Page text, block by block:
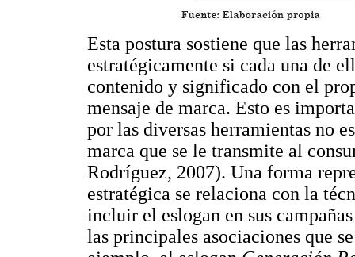
Esta postura sostiene que las
estratégicamente si cada una de
contenido y significado con el
mensaje de marca. Esto es
por las diversas herramientas no
marca que se le transmite al
Rodríguez, 2007). Una forma
estratégica se relaciona con la
incluir el eslogan en sus
las principales asociaciones que